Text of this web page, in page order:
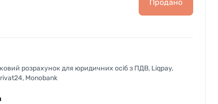
Продано
розрахунок для юридичних осіб з ПДВ, Liqpay,
Monobank